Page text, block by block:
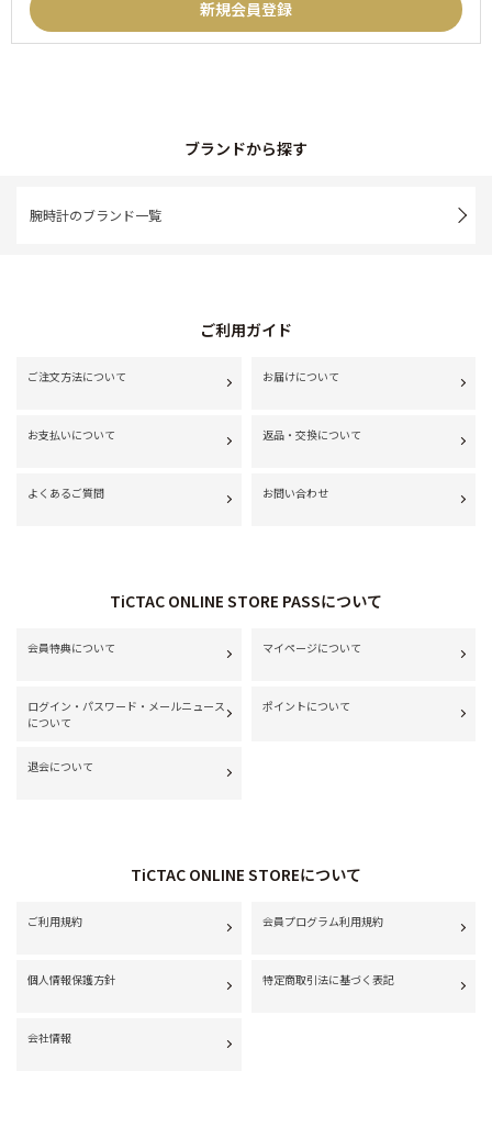
ブランドから探す
腕時計のブランド一覧
ご利用ガイド
ご注文方法について お届けについて
お支払いについて 返品・交換について
よくあるご質問 お問い合わせ
TiCTAC ONLINE STORE PASSについて
会員特典について マイページについて
ログイン・パスワード・メールニュース
について
ポイントについて
退会について
TiCTAC ONLINE STOREについて
ご利用規約 会員プログラム利用規約
個人情報保護方針 特定商取引法に基づく表記
会社情報